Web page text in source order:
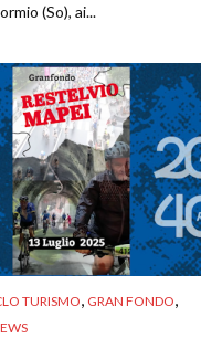
(So), ai...
TURISMO, GRAN FONDO,